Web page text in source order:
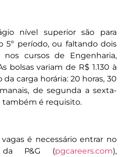
nível superior são para
5º período, ou faltando dois
nos cursos de Engenharia,
bolsas variam de R$ 1.130 à
carga horária: 20 horas, 30
de segunda a sexta-
também é requisito.
é necessário entrar no
da P&G (pgcareers.com),